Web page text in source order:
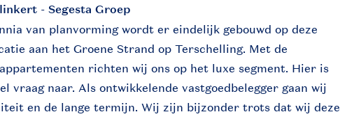
- Segesta Groep
van planvorming wordt er eindelijk gebouwd op deze
aan het Groene Strand op Terschelling. Met de
richten wij ons op het luxe segment. Hier is
vraag naar. Als ontwikkelende vastgoedbelegger gaan wij
en de lange termijn. Wij zijn bijzonder trots dat wij deze